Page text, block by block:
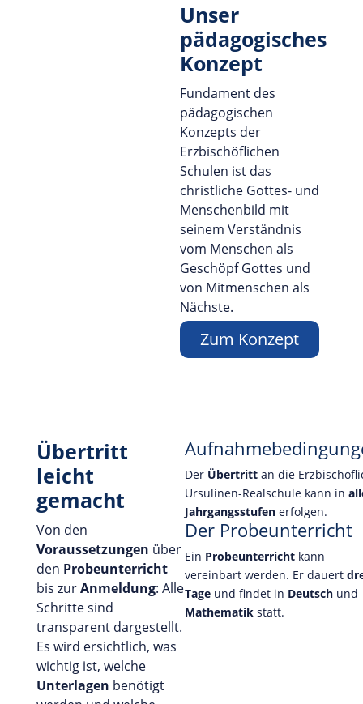
Unser
pädagogisches
Konzept
Fundament des
pädagogischen
Konzepts der
Erzbischöflichen
Schulen ist das
christliche Gottes- und
Menschenbild mit
seinem Verständnis
vom Menschen als
Geschöpf Gottes und
von Mitmenschen als
Nächste.
Zum Konzept
Übertritt
leicht
gemacht
Von den
Voraussetzungen über
den Probeunterricht
bis zurAnmeldung: Alle
Schritte sind
transparent dargestellt.
Es wird ersichtlich, was
wichtig ist, welche
Unterlagen benötigt
Der Übertrittan die
Ursulinen-Realschule kann in
Jahrgangsstufenerfolgen.
Der Probeunterricht
Ein Probeunterrichtkann
vereinbart werden. Er dauert
Tageund findet in Deutschund
Mathematikstatt.